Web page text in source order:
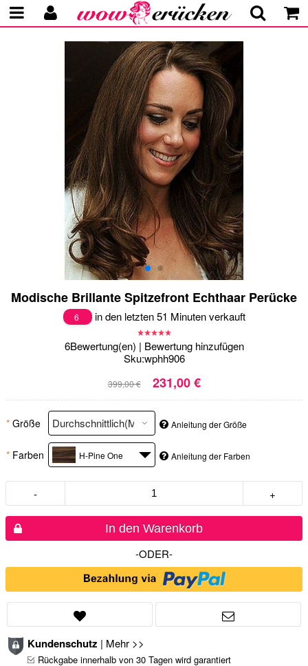
Modische Brillante Spitzefront Echthaar Perücke
6 in den letzten 51 Minuten verkauft
6Bewertung(en) | Bewertung hinzufügen
Sku:wphh906
399,00 € 231,00 €
* Größe Anleitung der Größe
* Farben H-Pine One Anleitung der Farben
- +
In den Warenkorb
-ODER-
Kundenschutz | Mehr >>
Rückgabe innerhalb von 30 Tagen wird garantiert